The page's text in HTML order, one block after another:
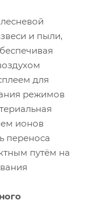
и пыли,
для
режимов
ионов
переноса
путём на